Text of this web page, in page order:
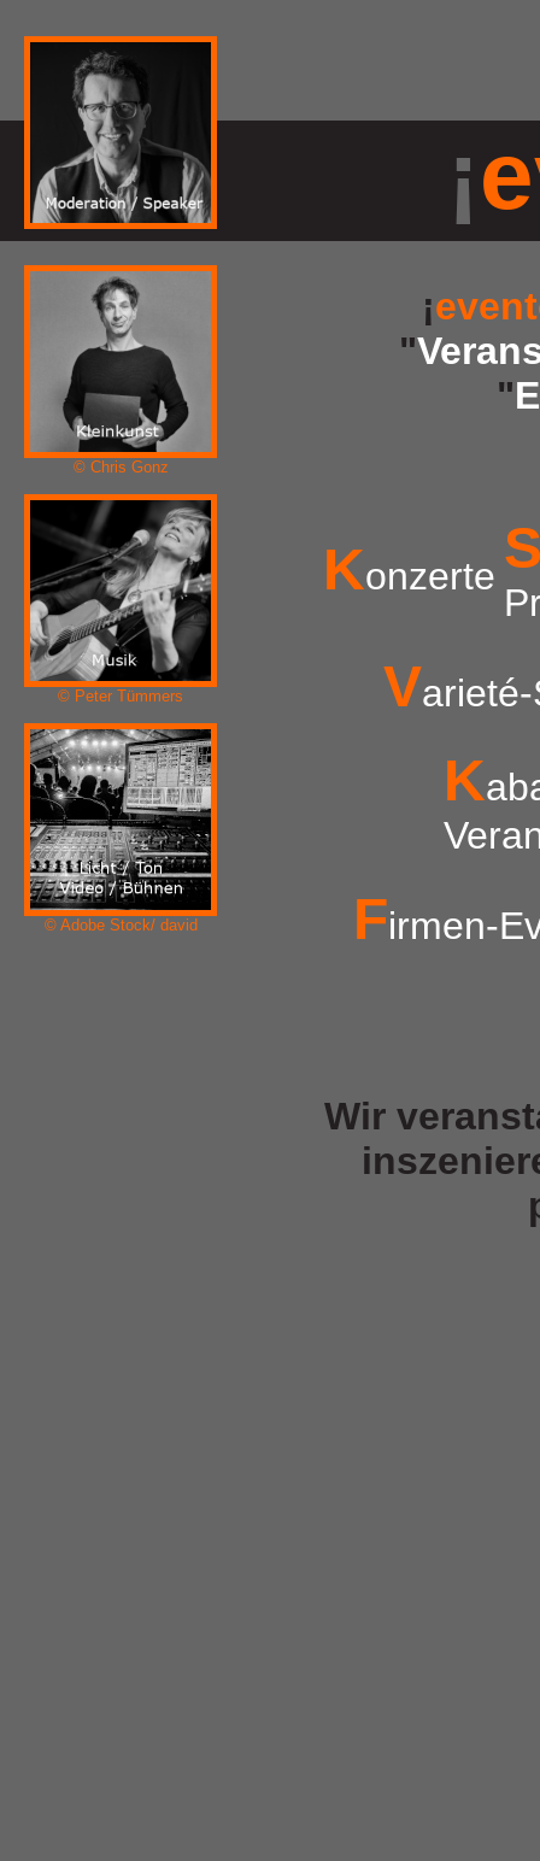
¡
© Chris Gonz
© Peter Tümmers
© Adobe Stock/ david
¡
"
"
Konzerte
V
K
Firmen-
Wir